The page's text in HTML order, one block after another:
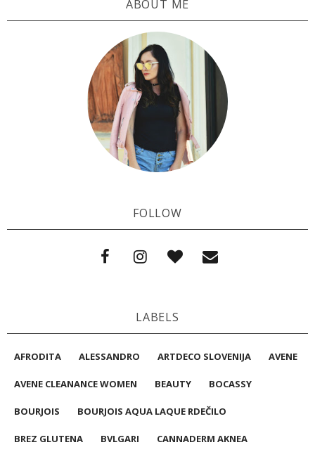
ABOUT ME
FOLLOW
LABELS
AFRODITA ALESSANDRO ARTDECO SLOVENIJA AVENE
AVENE CLEANANCE WOMEN BEAUTY BOCASSY
BOURJOIS BOURJOIS AQUA LAQUE RDEČILO
BREZ GLUTENA BVLGARI CANNADERM AKNEA